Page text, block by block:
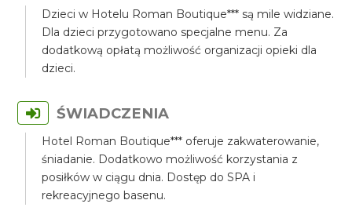
Dzieci w Hotelu Roman Boutique*** są mile widziane.
Dla dzieci przygotowano specjalne menu. Za
dodatkową opłatą możliwość organizacji opieki dla
dzieci.
ŚWIADCZENIA
Hotel Roman Boutique*** oferuje zakwaterowanie,
śniadanie. Dodatkowo możliwość korzystania z
posiłków w ciągu dnia. Dostęp do SPA i
rekreacyjnego basenu.